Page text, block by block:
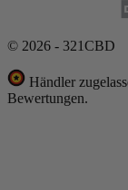
© 2026 - 321CBD
Händler
Bewertungen.